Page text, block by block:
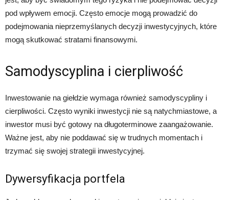
pod wpływem emocji. Często emocje mogą prowadzić do
podejmowania nieprzemyślanych decyzji inwestycyjnych, które
mogą skutkować stratami finansowymi.
Samodyscyplina i cierpliwość
Inwestowanie na giełdzie wymaga również samodyscypliny i
cierpliwości. Często wyniki inwestycji nie są natychmiastowe, a
inwestor musi być gotowy na długoterminowe zaangażowanie.
Ważne jest, aby nie poddawać się w trudnych momentach i
trzymać się swojej strategii inwestycyjnej.
Dywersyfikacja portfela